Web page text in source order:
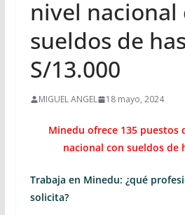
nivel nacional
sueldos de
S/13.000
MIGUEL ANGEL 18 mayo, 2024
Minedu ofrece 135 puestos
nacional con sueldos de
Trabaja en Minedu: ¿qué
solicita?